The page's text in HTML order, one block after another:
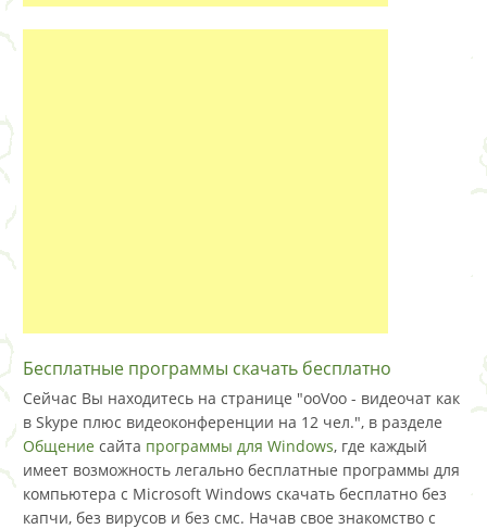
Бесплатные программы скачать бесплатно
Сейчас Вы находитесь на странице "ooVoo - видеочат как
в Skype плюс видеоконференции на 12 чел.", в разделе
Общение сайта программы для Windows, где каждый
имеет возможность легально бесплатные программы для
компьютера с Microsoft Windows скачать бесплатно без
капчи, без вирусов и без смс. Начав свое знакомство с